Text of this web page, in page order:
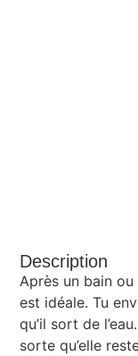
Description
Après un bain
est idéale. Tu
qu’il sort de
sorte qu’elle